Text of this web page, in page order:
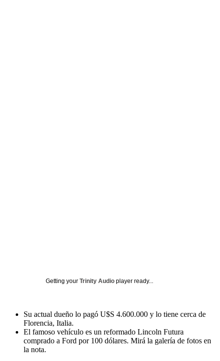
Getting your Trinity Audio player ready...
Su actual dueño lo pagó U$S 4.600.000 y lo tiene cerca de
Florencia, Italia.
El famoso vehículo es un reformado Lincoln Futura
comprado a Ford por 100 dólares. Mirá la galería de fotos en
la nota.